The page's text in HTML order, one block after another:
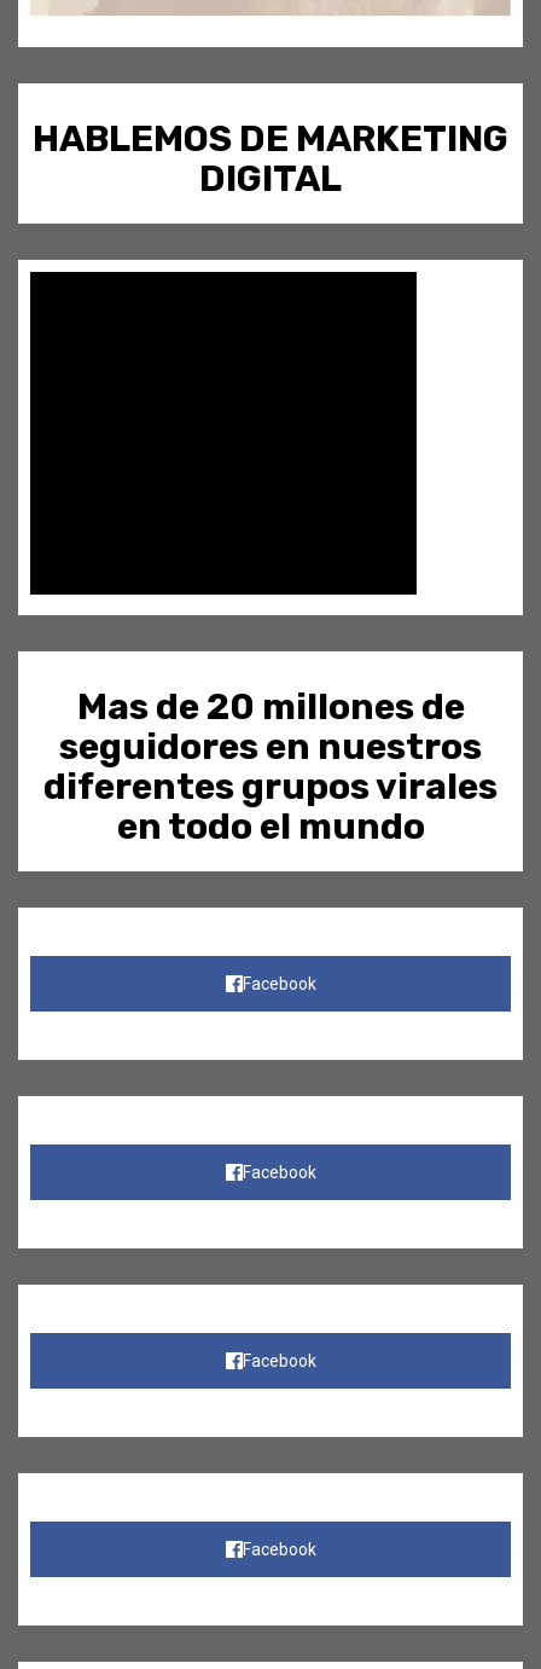
HABLEMOS DE MARKETING
DIGITAL
Mas de 20 millones de
seguidores en nuestros
diferentes grupos virales
en todo el mundo
Facebook
Facebook
Facebook
Facebook